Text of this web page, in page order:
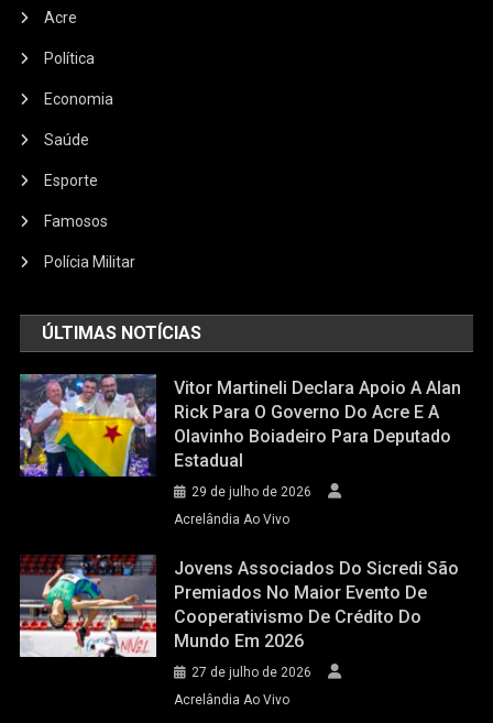
Acre
Política
Economia
Saúde
Esporte
Famosos
Polícia Militar
ÚLTIMAS NOTÍCIAS
Vitor Martineli Declara Apoio A Alan
Rick Para O Governo Do Acre E A
Olavinho Boiadeiro Para Deputado
Estadual
29 de julho de 2026
Acrelândia Ao Vivo
Jovens Associados Do Sicredi São
Premiados No Maior Evento De
Cooperativismo De Crédito Do
Mundo Em 2026
27 de julho de 2026
Acrelândia Ao Vivo